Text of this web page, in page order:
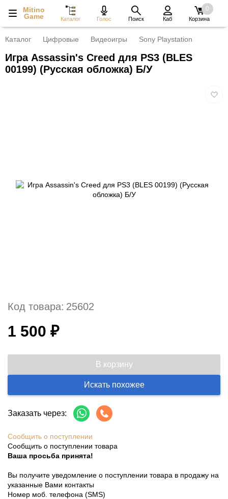
Mitino
Game
Каталог Голос Поиск Каб
0
Корзина
Каталог Цифровые Видеоигры Sony Playstation
Игра Assassin's Creed для PS3 (BLES
00199) (Русская обложка) Б/У
Код товара: 25602
1 500 ₽
В корзину
Искать похожее
Заказать через:
Сообщить о поступлении
Сообщить о поступлении товара
Ваша просьба принята!
Вы получите уведомление о поступлении товара в продажу на
указанные Вами контакты
Номер моб. телефона (SMS)